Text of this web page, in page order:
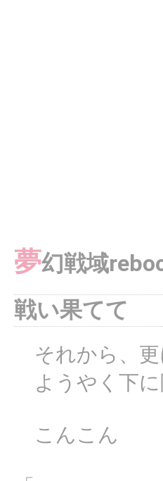
夢幻戦域
戦い果てて
それから、更
ようやく下に
こんこん